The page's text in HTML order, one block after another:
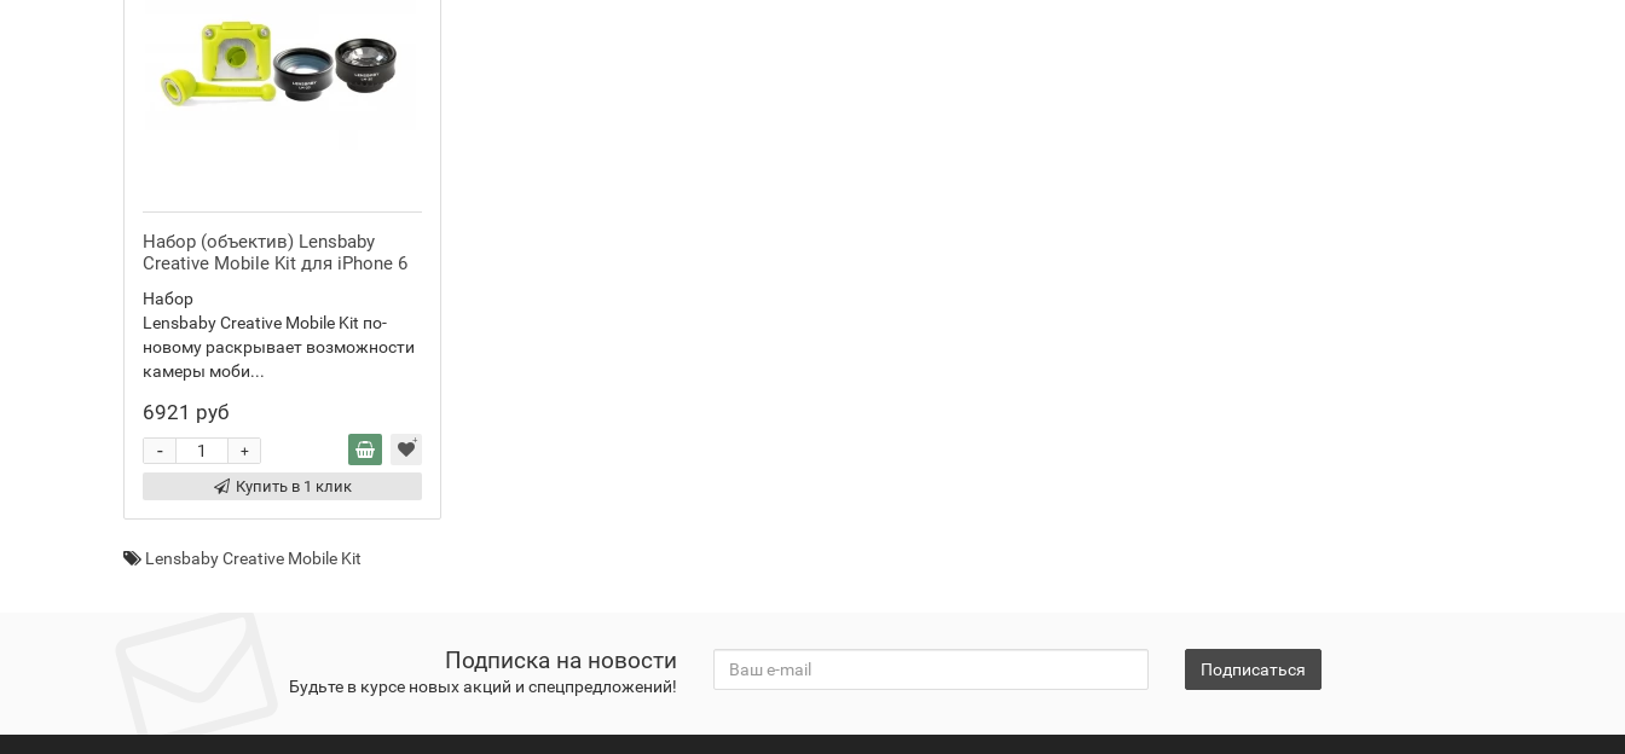
Набор (объектив) Lensbaby
Creative Mobile Kit для iPhone 6
Набор
Lensbaby Creative Mobile Kit по-
новому раскрывает возможности
камеры моби...
6921 руб
+
-
Купить в 1 клик
Lensbaby Creative Mobile Kit
Подписка на новости
Будьте в курсе новых акций и спецпредложений!
Подписаться